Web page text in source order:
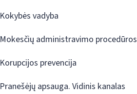
Kokybės vadyba
Mokesčių administravimo procedūros
Korupcijos prevencija
Pranešėjų apsauga. Vidinis kanalas